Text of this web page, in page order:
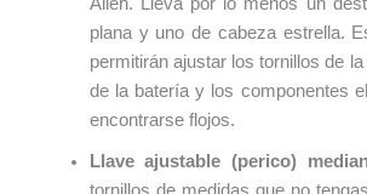
plana y uno de cabeza estrella.
permitirán ajustar los tornillos de
de la batería y los componentes
encontrarse flojos.
Llave ajustable (perico)